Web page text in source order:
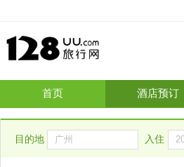
首页 酒店预订
目的地 入住